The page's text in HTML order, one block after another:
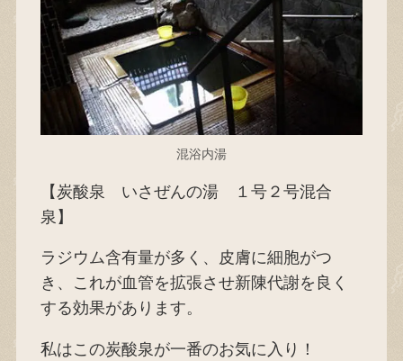
混浴内湯
【炭酸泉 いさぜんの湯 １号２号混合
泉】
ラジウム含有量が多く、皮膚に細胞がつ
き、これが血管を拡張させ新陳代謝を良く
する効果があります。
私はこの炭酸泉が一番のお気に入り！